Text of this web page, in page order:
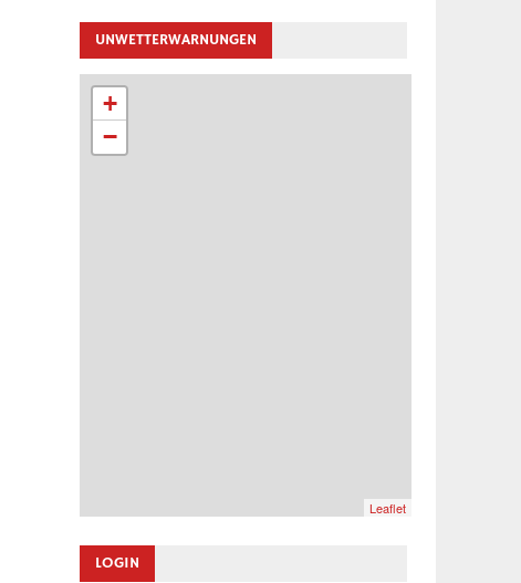
UNWETTERWARNUNGEN
+
−
Leaflet
LOGIN